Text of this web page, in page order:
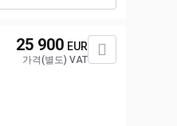
25 900 EUR
가격(별도) VAT